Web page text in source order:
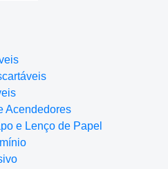
Acendedores
e Lenço de Papel